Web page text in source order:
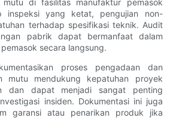
mutu di fasilitas manufaktur pemasok
inspeksi yang ketat, pengujian non-
terhadap spesifikasi teknik. Audit
pabrik dapat bermanfaat dalam
secara langsung.
proses pengadaan dan
mutu mendukung kepatuhan proyek
dan dapat menjadi sangat penting
insiden. Dokumentasi ini juga
garansi atau penarikan produk jika